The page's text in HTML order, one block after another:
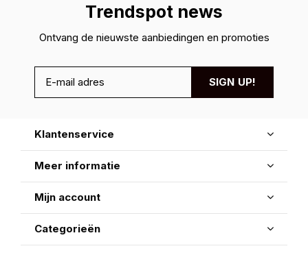
Trendspot news
Ontvang de nieuwste aanbiedingen en promoties
SIGN UP!
Klantenservice
Meer informatie
Mijn account
Categorieën